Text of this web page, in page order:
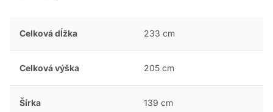
Celková dĺžka 233 cm
Celková výška 205 cm
Šírka 139 cm